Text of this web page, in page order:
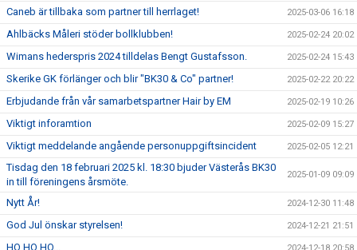
Caneb är tillbaka som partner till herrlaget! 2025-03-06 16:18
Ahlbäcks Måleri stöder bollklubben! 2025-02-24 20:02
Wimans hederspris 2024 tilldelas Bengt Gustafsson. 2025-02-24 15:43
Skerike GK förlänger och blir "BK30 & Co" partner! 2025-02-22 20:22
Erbjudande från vår samarbetspartner Hair by EM 2025-02-19 10:26
Viktigt inforamtion 2025-02-09 15:27
Viktigt meddelande angående personuppgiftsincident 2025-02-05 12:21
Tisdag den 18 februari 2025 kl. 18:30 bjuder Västerås BK30
in till föreningens årsmöte.
2025-01-09 09:09
Nytt År! 2024-12-30 11:48
God Jul önskar styrelsen! 2024-12-21 21:51
HO HO HO...